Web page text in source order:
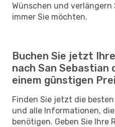
Wünschen und verlängern
immer Sie möchten.
Buchen Sie jetzt
nach San Sebastian
einem günstigen
Finden Sie jetzt die
und alle Informationen,
benötigen. Geben Sie Ihre